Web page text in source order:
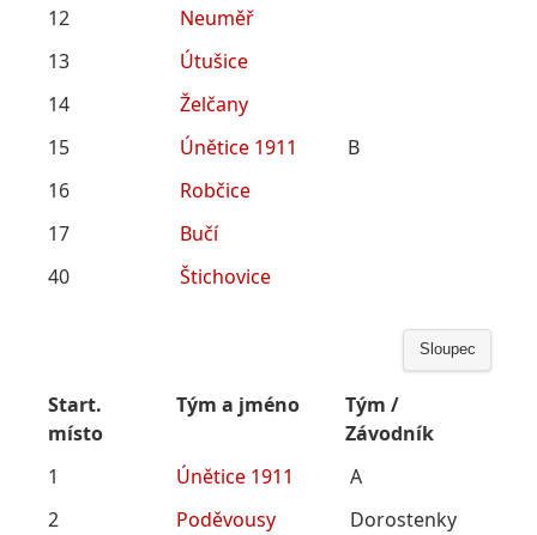
12
Neuměř
13
Útušice
14
Želčany
15
Únětice 1911
B
16
Robčice
17
Bučí
40
Štichovice
Sloupec
Start.
místo
Tým a jméno
Tým /
Závodník
1
Únětice 1911
A
2
Poděvousy
Dorostenky